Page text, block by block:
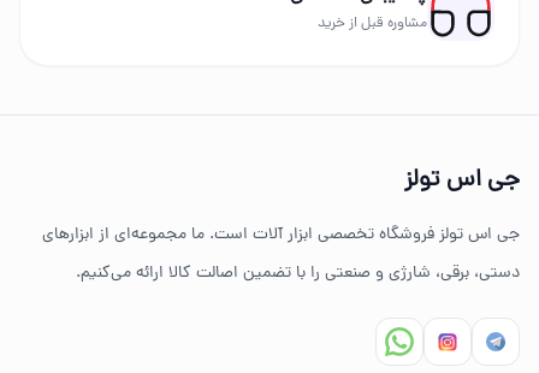
برندهای حرفه‌ای عرضه می‌شود.
ضمانت اصالت کالا
ارسال سریع به سراسر ایران
مشاوره تخصصی خرید ابزار
مشاوره قبل از خرید
جی اس تولز
جی اس تولز فروشگاه تخصصی ابزار آلات است. ما مجموعه‌ای از ابزارهای
دستی، برقی، شارژی و صنعتی را با تضمین اصالت کالا ارائه می‌کنیم.